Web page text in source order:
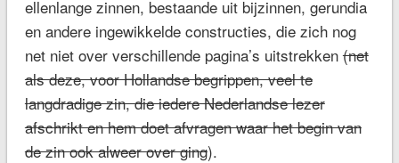
ellenlange zinnen, bestaande uit bijzinnen, gerundia
en andere ingewikkelde constructies, die zich nog
net niet over verschillende pagina’s uitstrekken(net
als deze, voor Hollandse begrippen, veel te
langdradige zin, die iedere Nederlandse lezer
afschrikt en hem doet afvragen waar het begin van
de zin ook alweer over ging).